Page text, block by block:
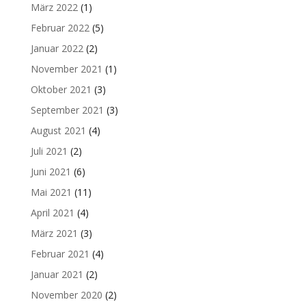
März 2022(1)
Februar 2022(5)
Januar 2022(2)
November 2021 (1)
Oktober 2021 (3)
September 2021 (3)
August 2021 (4)
Juli 2021 (2)
Juni 2021 (6)
Mai 2021 (11)
April 2021 (4)
März 2021 (3)
Februar 2021 (4)
Januar 2021 (2)
November 2020 (2)